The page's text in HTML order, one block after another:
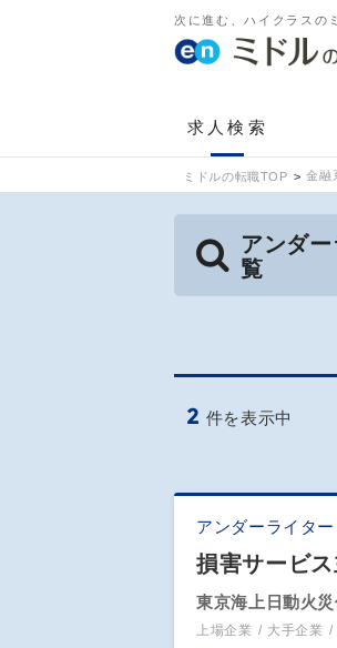
次に進む、ハイクラスの
求人検索
ミドルの転職TOP 金融
アンダ
覧
2 件を表示中
アンダーライタ
損害サービ
東京海上日動火
上場企業 大手企業